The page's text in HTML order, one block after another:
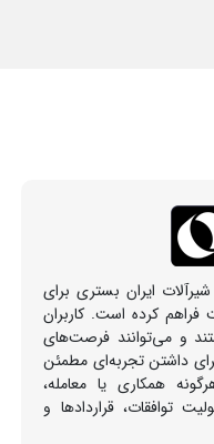
ایران بستری برای
فراهم کرده است. کاربران
و می‌توانند فرصت‌های
داشتن تجربه‌ای مطمئن
همکاری یا معامله،
توافقات، قراردادها و